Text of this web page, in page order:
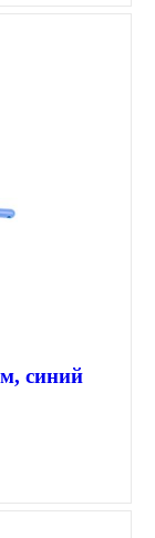
синий